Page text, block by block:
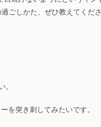
ごしかた、ぜひ教えてくだ
を突き刺してみたいです。